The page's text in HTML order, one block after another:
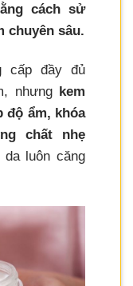
cách sử
chuyên sâu.
cấp đầy đủ
nhưng kem
độ ẩm, khóa
chất nhẹ
luôn căng